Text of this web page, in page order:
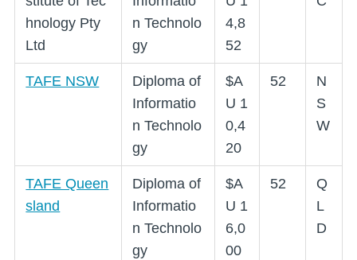
hnology Pty
Ltd
n Technolo
gy
4,8
52
TAFE NSW
Diploma of
Informatio
n Technolo
gy
$A
U 1
0,4
20
52
N
S
W
TAFE Queen
sland
Diploma of
Informatio
n Technolo
gy
$A
U 1
6,0
00
52
Q
L
D